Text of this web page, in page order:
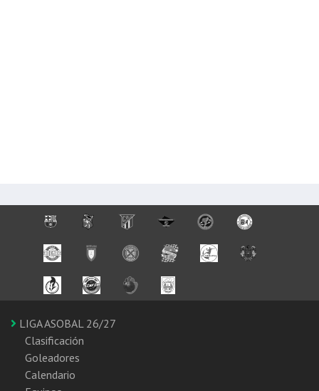
LIGA ASOBAL 26/27
Clasificación
Goleadores
Calendario